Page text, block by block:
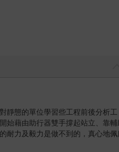
靜態的單位學習些工程前後分析工
始藉由助行器雙手撐起站立、靠輔
耐力及毅力是做不到的，真心地佩